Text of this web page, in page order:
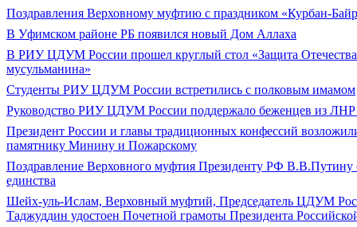
Поздравления Верховному муфтию с праздником «Курбан-
В Уфимском районе РБ появился новый Дом Аллаха
В РИУ ЦДУМ России прошел круглый стол «Защита
мусульманина»
Студенты РИУ ЦДУМ России встретились с полковым имамом
Руководство РИУ ЦДУМ России поддержало беженцев из
Президент России и главы традиционных конфессий
памятнику Минину и Пожарскому
Поздравление Верховного муфтия Президенту РФ В.В.Путину
единства
Шейх-уль-Ислам, Верховный муфтий, Председатель ЦДУМ
Таджуддин удостоен Почетной грамоты Президента